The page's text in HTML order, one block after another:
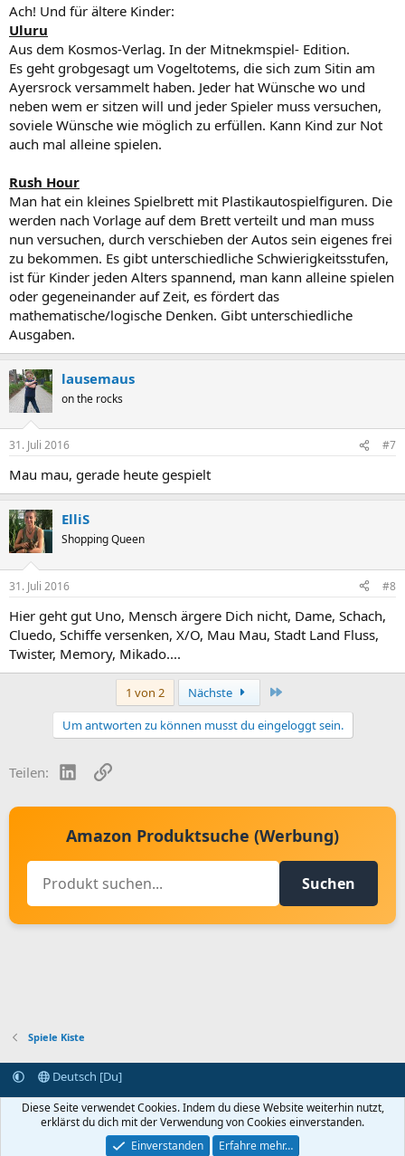
Ach! Und für ältere Kinder:
Uluru
Aus dem Kosmos-Verlag. In der Mitnekmspiel- Edition.
Es geht grobgesagt um Vogeltotems, die sich zum Sitin am
Ayersrock versammelt haben. Jeder hat Wünsche wo und
neben wem er sitzen will und jeder Spieler muss versuchen,
soviele Wünsche wie möglich zu erfüllen. Kann Kind zur Not
auch mal alleine spielen.
Rush Hour
Man hat ein kleines Spielbrett mit Plastikautospielfiguren. Die
werden nach Vorlage auf dem Brett verteilt und man muss
nun versuchen, durch verschieben der Autos sein eigenes frei
zu bekommen. Es gibt unterschiedliche Schwierigkeitsstufen,
ist für Kinder jeden Alters spannend, man kann alleine spielen
oder gegeneinander auf Zeit, es fördert das
mathematische/logische Denken. Gibt unterschiedliche
Ausgaben.
lausemaus
on the rocks
31. Juli 2016 #7
Mau mau, gerade heute gespielt
ElliS
Shopping Queen
31. Juli 2016 #8
Hier geht gut Uno, Mensch ärgere Dich nicht, Dame, Schach,
Cluedo, Schiffe versenken, X/O, Mau Mau, Stadt Land Fluss,
Twister, Memory, Mikado....
1 von 2 Nächste
Um antworten zu können musst du eingeloggt sein.
Teilen: LinkedInLink
Amazon Produktsuche (Werbung)
Suchen
Spiele Kiste
Deutsch [Du]
Kontakt aufnehmen
Bedingungen und Regeln
Datenschutz
Startseite
R
S
Community platform by XenForo® © 2010-2024 XenForo Ltd.
Diese Seite verwendet Cookies. Indem du diese Website weiterhin nutzt,
erklärst du dich mit der Verwendung von Cookies einverstanden.
Einverstanden
Erfahre mehr…